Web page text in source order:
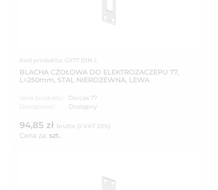
Kod produktu: GX77 DIN L
BLACHA CZOŁOWA DO ELEKTROZACZEPU 77,
L=250mm, STAL NIERDZEWNA, LEWA
Seria produktu:
Dorcas 77
Dostępność:
Dostępny
94,85 zł brutto (z VAT 23%)
Cena za: szt.